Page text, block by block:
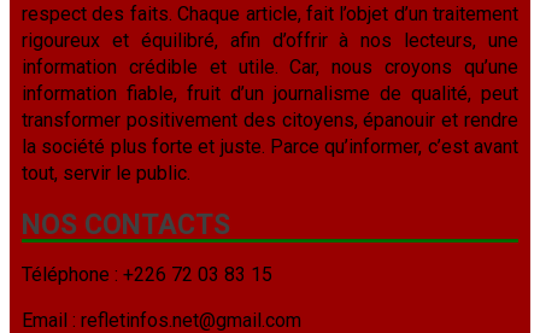
respect des faits. Chaque article, fait l’objet d’un traitement
rigoureux et équilibré, afin d’offrir à nos lecteurs, une
information crédible et utile. Car, nous croyons qu’une
information fiable, fruit d’un journalisme de qualité, peut
transformer positivement des citoyens, épanouir et rendre
la société plus forte et juste. Parce qu’informer, c’est avant
tout, servir le public.
NOS CONTACTS
Téléphone : +226 72 03 83 15
Email : refletinfos.net@gmail.com